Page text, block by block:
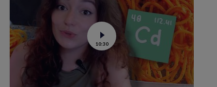
Voir
la
vidéo
Contamination
au
cadmium :
ce
10:30